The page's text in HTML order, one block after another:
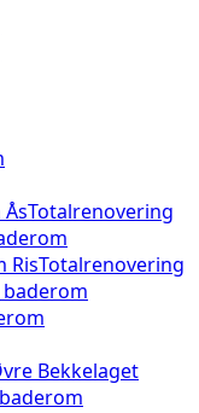
ÅsTotalrenovering
RisTotalrenovering
Bekkelaget